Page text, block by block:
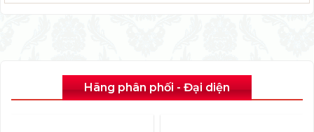
Hãng phân phối - Đại diện